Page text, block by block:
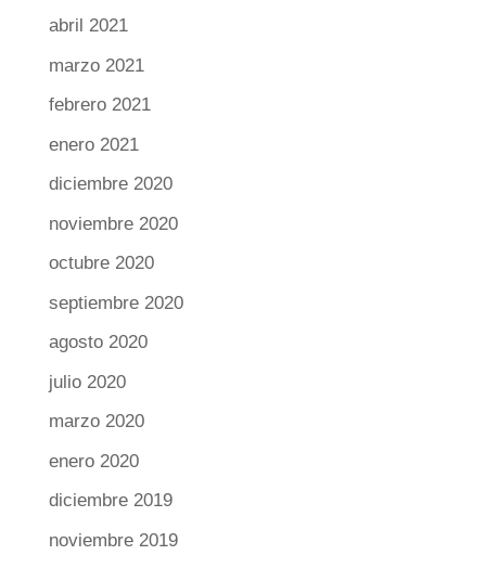
abril 2021
marzo 2021
febrero 2021
enero 2021
diciembre 2020
noviembre 2020
octubre 2020
septiembre 2020
agosto 2020
julio 2020
marzo 2020
enero 2020
diciembre 2019
noviembre 2019